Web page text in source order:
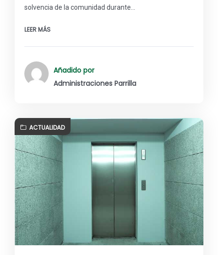
solvencia de la comunidad durante…
LEER MÁS
Añadido por
Administraciones Parrilla
ACTUALIDAD